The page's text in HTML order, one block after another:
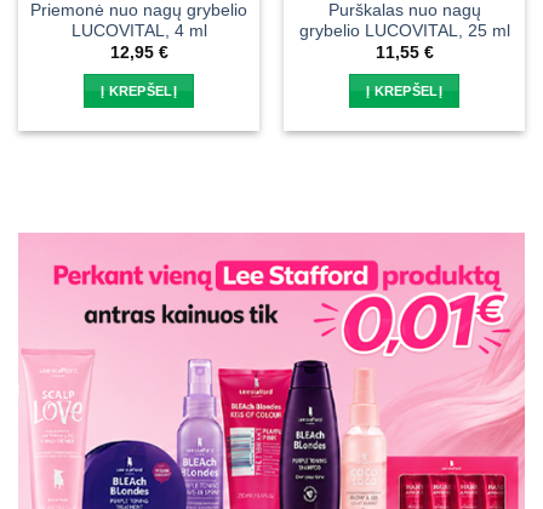
Priemonė nuo nagų grybelio
LUCOVITAL, 4 ml
12,95 €
Į KREPŠELĮ
Purškalas nuo nagų
grybelio LUCOVITAL, 25 ml
11,55 €
Į KREPŠELĮ